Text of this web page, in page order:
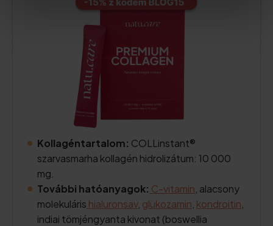
Kollagéntartalom: COLLinstant®
szarvasmarha kollagén hidrolizátum: 10 000
mg.
További hatóanyagok: C-vitamin , alacsony
molekuláris hialuronsav, glükozamin kondroitin
indiai tömjéngyanta kivonat (boswellia